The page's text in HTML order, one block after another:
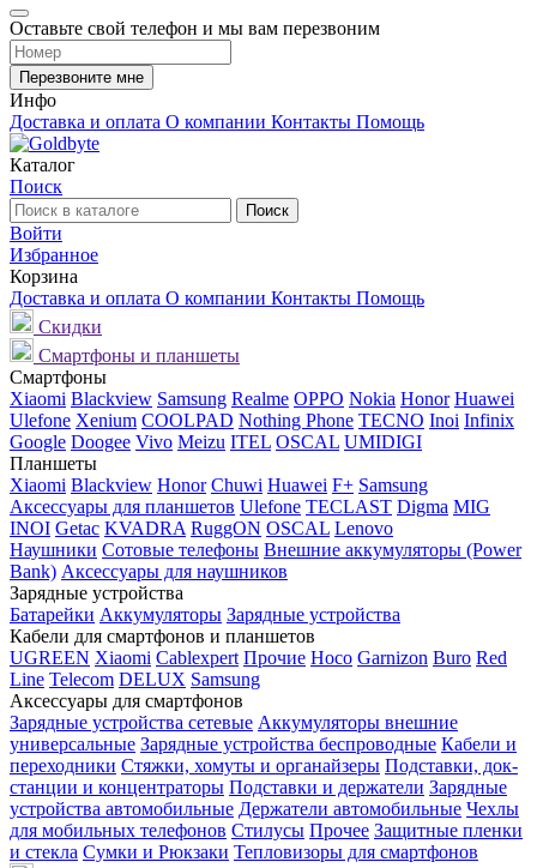
Оставьте свой телефон и мы вам перезвоним
Перезвоните мне
Инфо
Доставка и оплата О компании Контакты Помощь
Каталог
Поиск
Поиск
Войти
Избранное
Корзина
Доставка и оплата О компании Контакты Помощь
Скидки
Смартфоны и планшеты
Смартфоны
Xiaomi Blackview Samsung Realme OPPO Nokia Honor Huawei
Ulefone Xenium COOLPAD Nothing Phone TECNO Inoi Infinix
Google Doogee Vivo Meizu ITEL OSCAL UMIDIGI
Планшеты
Xiaomi Blackview Honor Chuwi Huawei F+ Samsung
Аксессуары для планшетов Ulefone TECLAST Digma MIG
INOI Getac KVADRA RuggON OSCAL Lenovo
Наушники Сотовые телефоны Внешние аккумуляторы (Power
Bank) Аксессуары для наушников
Зарядные устройства
Батарейки Аккумуляторы Зарядные устройства
Кабели для смартфонов и планшетов
UGREEN Xiaomi Cablexpert Прочие Hoco Garnizon Buro Red
Line Telecom DELUX Samsung
Аксессуары для смартфонов
Зарядные устройства сетевые Аккумуляторы внешние
универсальные Зарядные устройства беспроводные Кабели и
переходники Стяжки, хомуты и органайзеры Подставки, док-
станции и концентраторы Подставки и держатели Зарядные
устройства автомобильные Держатели автомобильные Чехлы
для мобильных телефонов Стилусы Прочее Защитные пленки
и стекла Сумки и Рюкзаки Тепловизоры для смартфонов